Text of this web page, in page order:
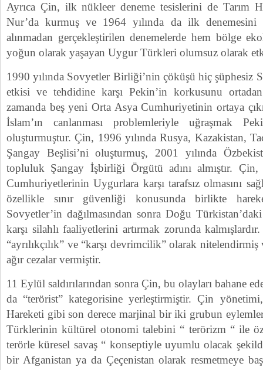
Ayrıca Çin, ilk nükleer deneme tesislerini de Tarım
Nur’da kurmuş ve 1964 yılında da ilk denemesini
alınmadan gerçekleştirilen denemelerde hem bölge
yoğun olarak yaşayan Uygur Türkleri olumsuz olarak
1990 yılında Sovyetler Birliği’nin çöküşü hiç şüphesiz
etkisi ve tehdidine karşı Pekin’in korkusunu ortadan
zamanda beş yeni Orta Asya Cumhuriyetinin ortaya
İslam’ın canlanması problemleriyle uğraşmak
oluşturmuştur. Çin, 1996 yılında Rusya, Kazakistan,
Şangay Beşlisi’ni oluşturmuş, 2001 yılında
topluluk Şangay İşbirliği Örgütü adını almıştır.
Cumhuriyetlerinin Uygurlara karşı tarafsız olmasını
özellikle sınır güvenliği konusunda birlikte
Sovyetler’in dağılmasından sonra Doğu
karşı silahlı faaliyetlerini artırmak zorunda
“ayrılıkçılık” ve “karşı devrimcilik” olarak
ağır cezalar vermiştir.
11 Eylül saldırılarından sonra Çin, bu olayları bahane
da “terörist” kategorisine yerleştirmiştir. Çin
Hareketi gibi son derece marjinal bir iki grubun
Türklerinin kültürel otonomi talebini “ terörizm “ ile
terörle küresel savaş “ konseptiyle uyumlu olacak
bir Afganistan ya da Çeçenistan olarak resmetmeye